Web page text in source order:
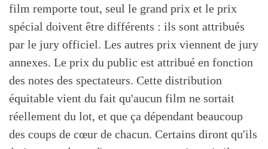
film remporte tout, seul le grand prix et le prix
spécial doivent être différents : ils sont attribués
par le jury officiel. Les autres prix viennent de jury
annexes. Le prix du public est attribué en fonction
des notes des spectateurs. Cette distribution
équitable vient du fait qu'aucun film ne sortait
réellement du lot, et que ça dépendant beaucoup
des coups de cœur de chacun. Certains diront qu'ils